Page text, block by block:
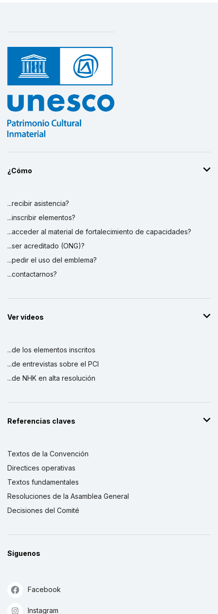
¿Cómo
...recibir asistencia?
...inscribir elementos?
...acceder al material de fortalecimiento de capacidades?
...ser acreditado (ONG)?
...pedir el uso del emblema?
...contactarnos?
Ver vídeos
...de los elementos inscritos
...de entrevistas sobre el PCI
...de NHK en alta resolución
Referencias claves
Textos de la Convención
Directices operativas
Textos fundamentales
Resoluciones de la Asamblea General
Decisiones del Comité
Síguenos
Facebook
Instagram